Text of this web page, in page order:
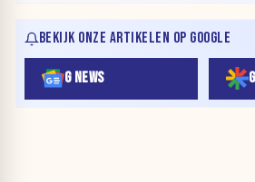
BEKIJK ONZE ARTIKELEN OP GOOGLE
G NEWS